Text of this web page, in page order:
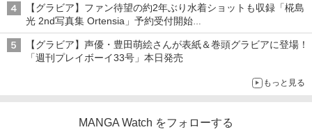
【グラビア】ファン待望の約2年ぶり水着ショットも収録「椛島
光 2nd写真集 Ortensia」予約受付開始
10月30日発売
【グラビア】声優・豊田萌絵さんが表紙＆巻頭グラビアに登場！
「週刊プレイボーイ33号」本日発売
もっと見る
MANGA Watch をフォローする